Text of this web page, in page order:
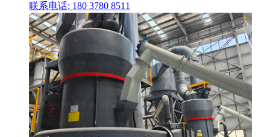
联系电话: 180 3780 8511